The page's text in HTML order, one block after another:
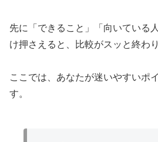
先に「できること」「向いている
け押さえると、比較がスッと終わり
ここでは、あなたが迷いやすいポ
す。